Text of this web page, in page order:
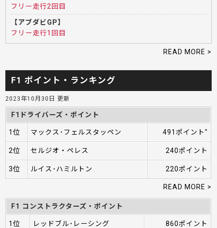
フリー走行2回目
【アブダビGP】
フリー走行1回目
READ MORE >
F1 ポイント・ランキング
2023年10月30日 更新
F1ドライバーズ・ポイント
1位 マックス･フェルスタッペン 491ポイント"
2位 セルジオ・ペレス 240ポイント
3位 ルイス･ハミルトン 220ポイント
READ MORE >
F1 コンストラクターズ・ポイント
1位 レッドブル･レーシング 860ポイント